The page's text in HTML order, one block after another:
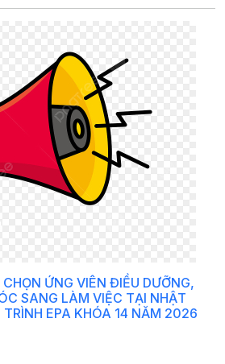
ỨNG VIÊN ĐIỀU DƯỠNG,
SANG LÀM VIỆC TẠI NHẬT
EPA KHÓA 14 NĂM 2026